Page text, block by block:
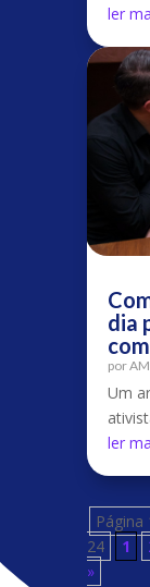
ler
dia
por
Um
ler
Página
24
1
»